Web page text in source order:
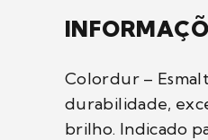
Colordur –
durabilidade,
brilho. Indicado